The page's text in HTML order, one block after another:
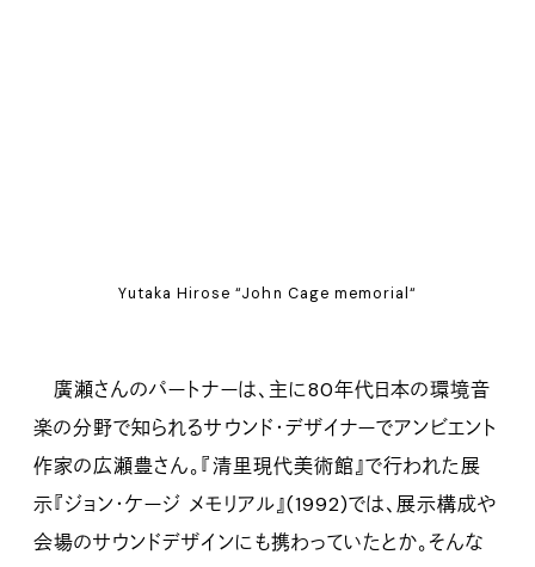
Yutaka Hirose “John Cage memorial“
廣瀬さんのパートナーは、主に80年代日本の環境音
楽の分野で知られるサウンド・デザイナーでアンビエント
作家の広瀬豊さん。『清里現代美術館』で行われた展
示『ジョン・ケージ メモリアル』(1992)では、展示構成や
会場のサウンドデザインにも携わっていたとか。そんな